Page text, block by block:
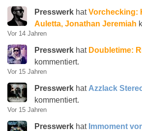
Presswerk hatVorchecking:
Auletta, Jonathan Jeremiah
Vor 14 Jahren
Presswerk hat Doubletime:
kommentiert.
Vor 15 Jahren
Presswerk hat Azzlack
kommentiert.
Vor 15 Jahren
Presswerk hat Immoment